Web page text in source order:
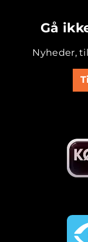
Gå
Nyheder,